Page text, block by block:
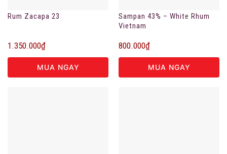
Rum Zacapa 23
1.350.000₫
MUA NGAY
Sampan 43% – White Rhum
Vietnam
800.000₫
MUA NGAY